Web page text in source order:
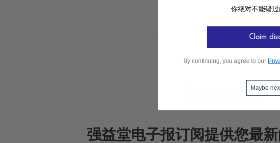
强益堂电子报订阅提供您最
你绝对不能错
Claim
By continuing, you agree to our
Maybe